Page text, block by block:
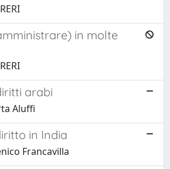
in molte
arabi
Aluffi
in India
Francavilla